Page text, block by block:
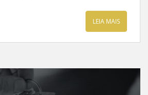
LEIA MAIS